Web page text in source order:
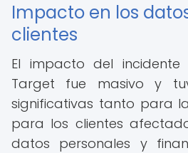
Impacto en los
clientes
El impacto del
Target fue masivo y
significativas tanto para
para los clientes
datos personales y